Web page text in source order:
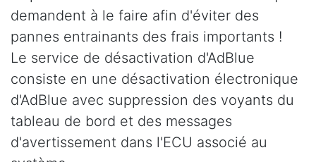
demandent à le faire afin d'éviter des
pannes entrainants des frais importants !
Le service de désactivation d'AdBlue
consiste en une désactivation électronique
d'AdBlue avec suppression des voyants du
tableau de bord et des messages
d'avertissement dans l'ECU associé au